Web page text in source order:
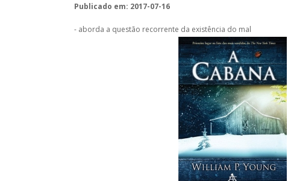
Publicado em: 2017-07-16
- aborda a questão recorrente da existência do mal